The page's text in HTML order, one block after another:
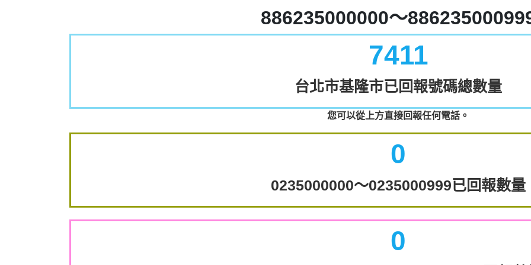
886235000000～
7411
台北市基隆市已回報號碼總數量
您可以從上方直接回報任何電話。
0
0235000000～0235000999已回報數量
0